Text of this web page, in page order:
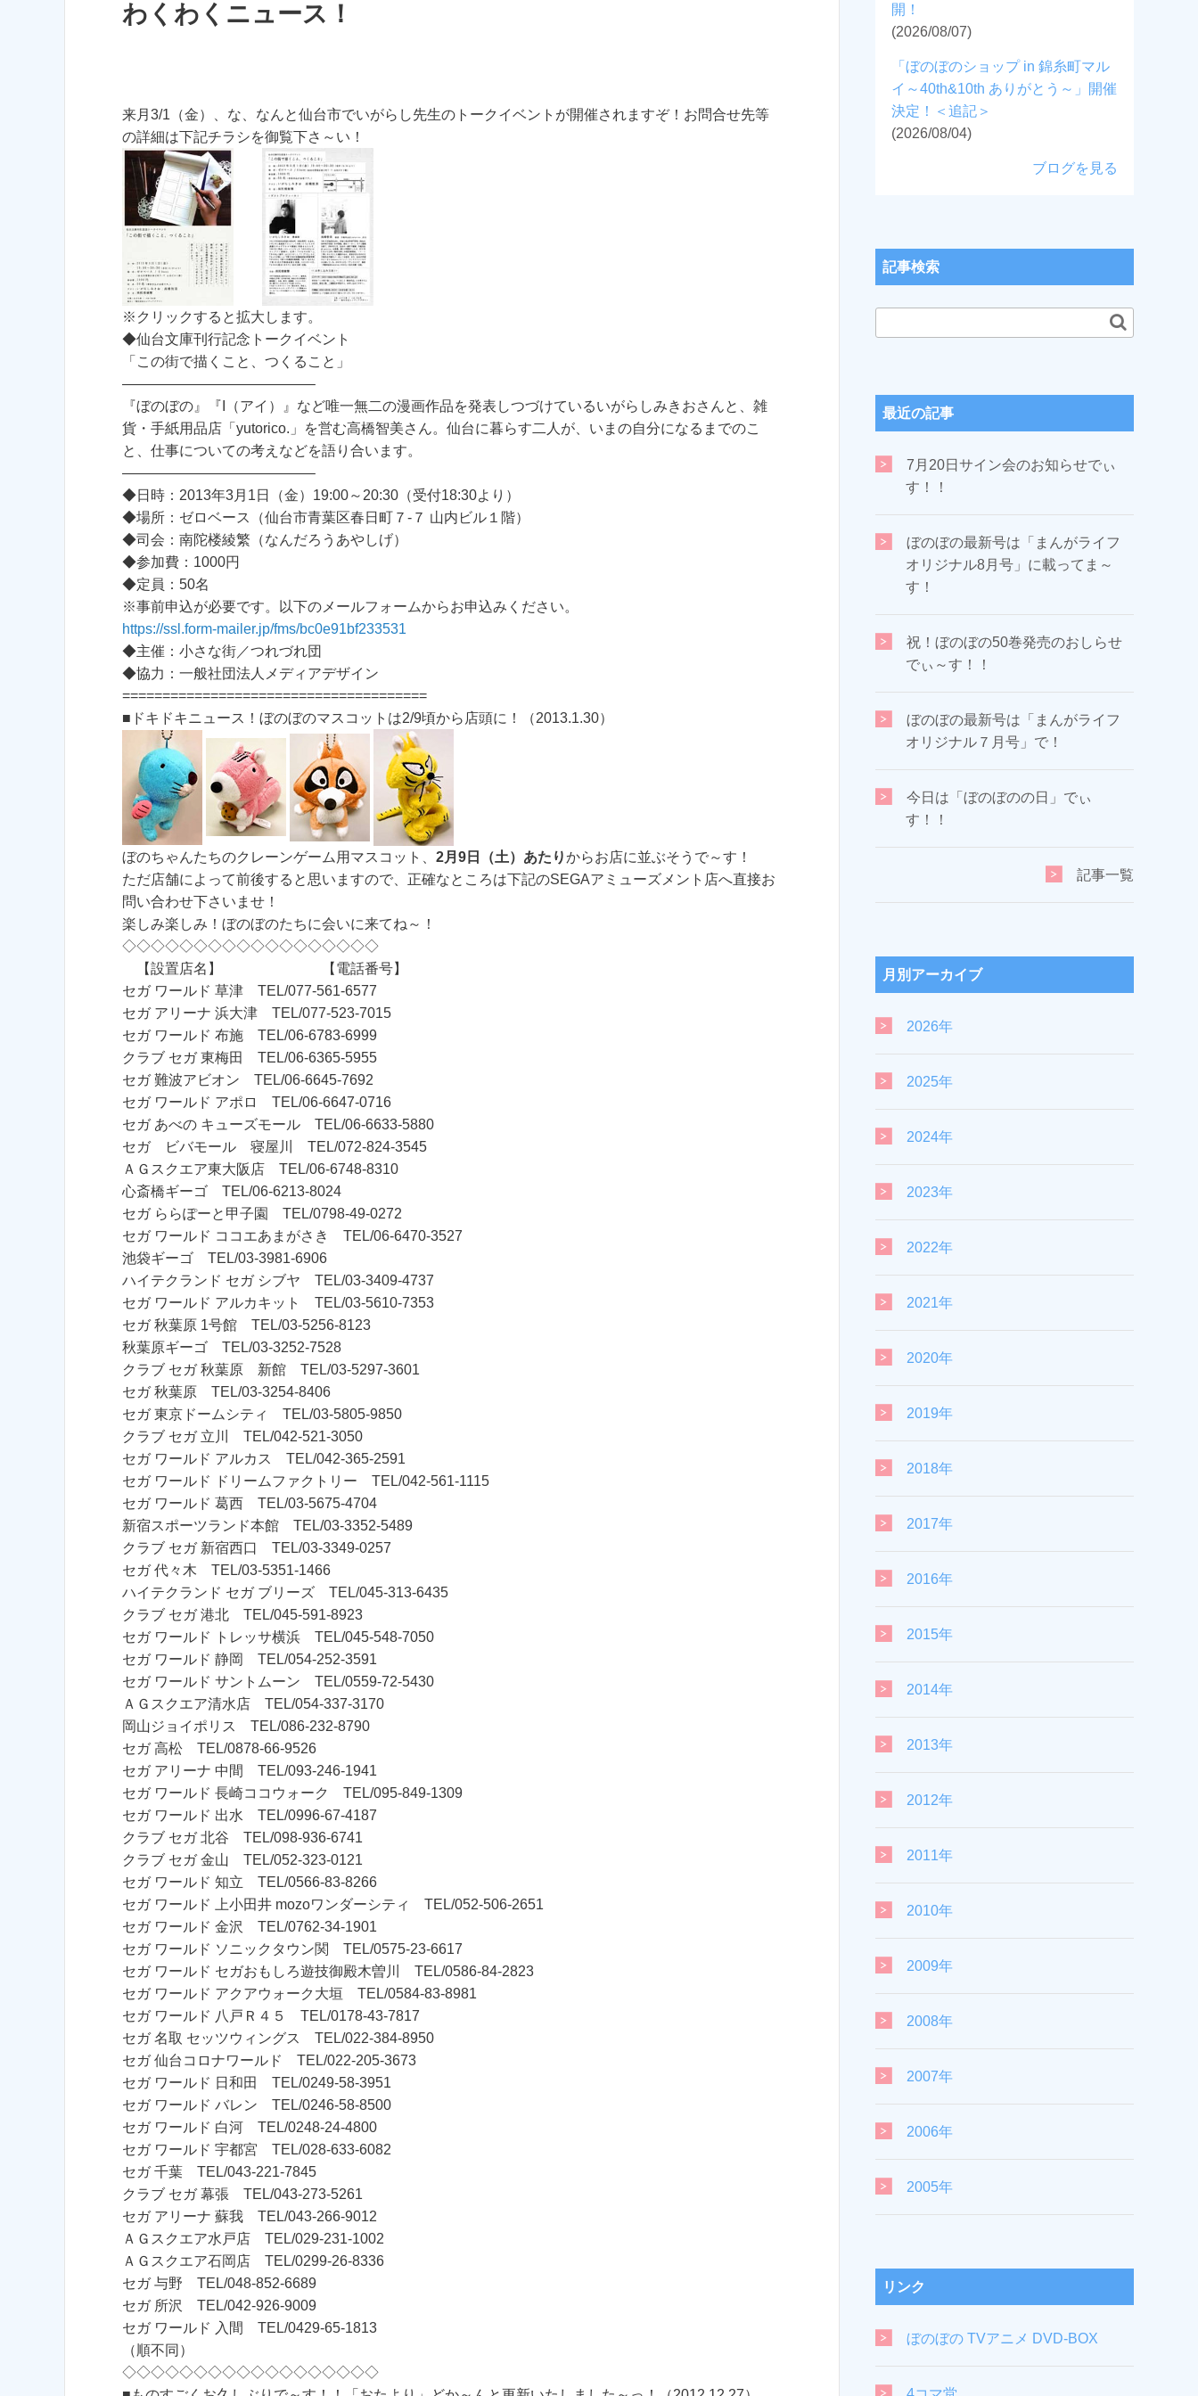
わくわくニュース！
来月3/1（金）、な、なんと仙台市でいがらし先生のトークイベントが開催されますぞ！お問合せ先等
の詳細は下記チラシを御覧下さ～い！
※クリックすると拡大します。
◆仙台文庫刊行記念トークイベント
「この街で描くこと、つくること」
—————————————–
『ぼのぼの』『I（アイ）』など唯一無二の漫画作品を発表しつづけているいがらしみきおさんと、雑
貨・手紙用品店「yutorico.」を営む高橋智美さん。仙台に暮らす二人が、いまの自分になるまでのこ
と、仕事についての考えなどを語り合います。
—————————————–
◆日時：2013年3月1日（金）19:00～20:30（受付18:30より）
◆場所：ゼロベース（仙台市青葉区春日町７-７ 山内ビル１階）
◆司会：南陀楼綾繁（なんだろうあやしげ）
◆参加費：1000円
◆定員：50名
※事前申込が必要です。以下のメールフォームからお申込みください。
https://ssl.form-mailer.jp/fms/bc0e91bf233531
◆主催：小さな街／つれづれ団
◆協力：一般社団法人メディアデザイン
======================================
■ドキドキニュース！ぼのぼのマスコットは2/9頃から店頭に！（2013.1.30）
ぼのちゃんたちのクレーンゲーム用マスコット、 2月9日（土）あたりからお店に並ぶそうで～す！
ただ店舗によって前後すると思いますので、正確なところは下記のSEGAアミューズメント店へ直接お
問い合わせ下さいませ！
楽しみ楽しみ！ぼのぼのたちに会いに来てね～！
◇◇◇◇◇◇◇◇◇◇◇◇◇◇◇◇◇◇
【設置店名】 【電話番号】
セガ ワールド 草津 TEL/077-561-6577
セガ アリーナ 浜大津 TEL/077-523-7015
セガ ワールド 布施 TEL/06-6783-6999
クラブ セガ 東梅田 TEL/06-6365-5955
セガ 難波アビオン TEL/06-6645-7692
セガ ワールド アポロ TEL/06-6647-0716
セガ あべの キューズモール TEL/06-6633-5880
セガ ビバモール 寝屋川 TEL/072-824-3545
ＡＧスクエア東大阪店 TEL/06-6748-8310
心斎橋ギーゴ TEL/06-6213-8024
セガ ららぽーと甲子園 TEL/0798-49-0272
セガ ワールド ココエあまがさき TEL/06-6470-3527
池袋ギーゴ TEL/03-3981-6906
ハイテクランド セガ シブヤ TEL/03-3409-4737
セガ ワールド アルカキット TEL/03-5610-7353
セガ 秋葉原 1号館 TEL/03-5256-8123
秋葉原ギーゴ TEL/03-3252-7528
クラブ セガ 秋葉原 新館 TEL/03-5297-3601
セガ 秋葉原 TEL/03-3254-8406
セガ 東京ドームシティ TEL/03-5805-9850
クラブ セガ 立川 TEL/042-521-3050
セガ ワールド アルカス TEL/042-365-2591
セガ ワールド ドリームファクトリー TEL/042-561-1115
セガ ワールド 葛西 TEL/03-5675-4704
新宿スポーツランド本館 TEL/03-3352-5489
クラブ セガ 新宿西口 TEL/03-3349-0257
セガ 代々木 TEL/03-5351-1466
ハイテクランド セガ ブリーズ TEL/045-313-6435
クラブ セガ 港北 TEL/045-591-8923
セガ ワールド トレッサ横浜 TEL/045-548-7050
セガ ワールド 静岡 TEL/054-252-3591
セガ ワールド サントムーン TEL/0559-72-5430
ＡＧスクエア清水店 TEL/054-337-3170
岡山ジョイポリス TEL/086-232-8790
セガ 高松 TEL/0878-66-9526
セガ アリーナ 中間 TEL/093-246-1941
セガ ワールド 長崎ココウォーク TEL/095-849-1309
セガ ワールド 出水 TEL/0996-67-4187
クラブ セガ 北谷 TEL/098-936-6741
クラブ セガ 金山 TEL/052-323-0121
セガ ワールド 知立 TEL/0566-83-8266
セガ ワールド 上小田井 mozoワンダーシティ TEL/052-506-2651
セガ ワールド 金沢 TEL/0762-34-1901
セガ ワールド ソニックタウン関 TEL/0575-23-6617
セガ ワールド セガおもしろ遊技御殿木曽川 TEL/0586-84-2823
セガ ワールド アクアウォーク大垣 TEL/0584-83-8981
セガ ワールド 八戸Ｒ４５ TEL/0178-43-7817
セガ 名取 セッツウィングス TEL/022-384-8950
セガ 仙台コロナワールド TEL/022-205-3673
セガ ワールド 日和田 TEL/0249-58-3951
セガ ワールド バレン TEL/0246-58-8500
セガ ワールド 白河 TEL/0248-24-4800
セガ ワールド 宇都宮 TEL/028-633-6082
セガ 千葉 TEL/043-221-7845
クラブ セガ 幕張 TEL/043-273-5261
セガ アリーナ 蘇我 TEL/043-266-9012
ＡＧスクエア水戸店 TEL/029-231-1002
ＡＧスクエア石岡店 TEL/0299-26-8336
セガ 与野 TEL/048-852-6689
セガ 所沢 TEL/042-926-9009
セガ ワールド 入間 TEL/0429-65-1813
（順不同）
◇◇◇◇◇◇◇◇◇◇◇◇◇◇◇◇◇◇
開！
(2026/08/07)
「ぼのぼのショップ in 錦糸町マル
イ～40th&10th ありがとう～」開催
決定！＜追記＞
(2026/08/04)
ブログを見る
記事検索
最近の記事
7月20日サイン会のお知らせでぃ
す！！
ぼのぼの最新号は「まんがライフ
オリジナル8月号」に載ってま～
す！
祝！ぼのぼの50巻発売のおしらせ
でぃ～す！！
ぼのぼの最新号は「まんがライフ
オリジナル７月号」で！
今日は「ぼのぼのの日」でぃ
す！！
記事一覧
月別アーカイブ
2026年
2025年
2024年
2023年
2022年
2021年
2020年
2019年
2018年
2017年
2016年
2015年
2014年
2013年
2012年
2011年
2010年
2009年
2008年
2007年
2006年
2005年
リンク
ぼのぼの TVアニメ DVD-BOX